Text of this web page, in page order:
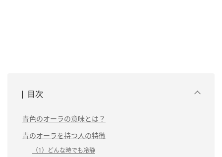
目次
青色のオーラの意味とは？
青のオーラを持つ人の特徴
（1）どんな時でも冷静